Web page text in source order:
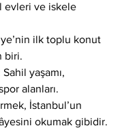
evleri ve iskele
ilk toplu konut
biri.
Sahil yaşamı,
alanları.
İstanbul’un
okumak gibidir.